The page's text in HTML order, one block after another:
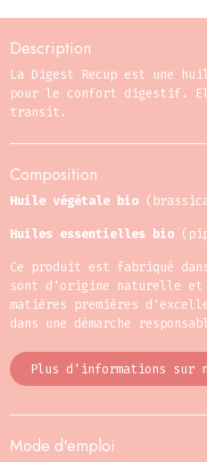
Description
La Digest Recup est une
pour le confort digestif.
transit.
Composition
Huile végétale bio
Huiles essentielles bio
Ce produit est fabriqué
sont d'origine naturelle et
matières premières
dans une démarche
Plus d'informations sur
Mode d'emploi